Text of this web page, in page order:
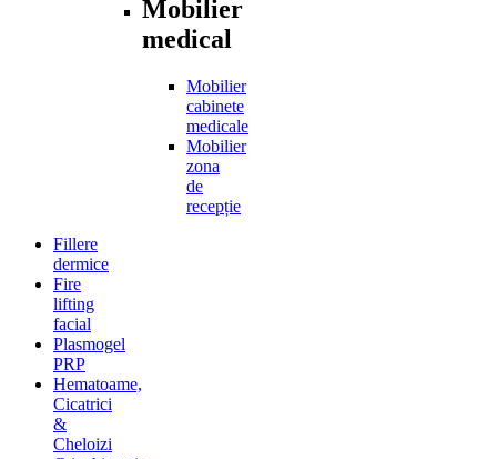
Mobilier
medical
Mobilier
cabinete
medicale
Mobilier
zona
de
recepție
Fillere
dermice
Fire
lifting
facial
Plasmogel
PRP
Hematoame,
Cicatrici
&
Cheloizi